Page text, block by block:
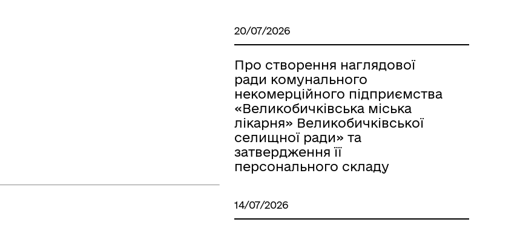
20/07/2026
Про створення наглядової
ради комунального
некомерційного підприємства
«Великобичківська міська
лікарня» Великобичківської
селищної ради» та
затвердження її
персонального складу
14/07/2026